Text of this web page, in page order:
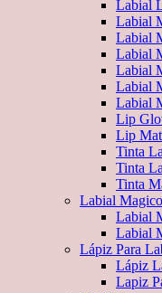
Labial
Labial
Labial
Labial
Labial
Labial
Labial
Lip
Lip
Tinta
Tinta
Tinta
Labial Magico
Labial
Labial
Lápiz Para
Lápiz
Lapiz